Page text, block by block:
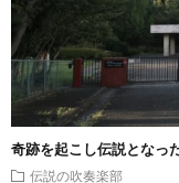
奇跡を起こし伝説となっ
伝説の吹奏楽部